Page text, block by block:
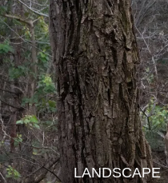
2
LANDSCAPE